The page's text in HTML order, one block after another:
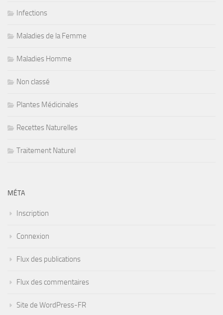
Infections
Maladies de la Femme
Maladies Homme
Non classé
Plantes Médicinales
Recettes Naturelles
Traitement Naturel
MÉTA
Inscription
Connexion
Flux des publications
Flux des commentaires
Site de WordPress-FR